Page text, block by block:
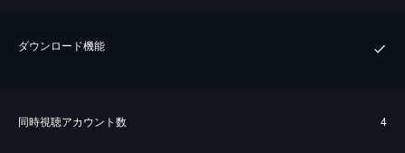
ダウンロード機能
同時視聴アカウント数 4